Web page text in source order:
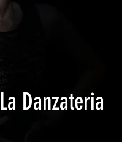
La Danzateria